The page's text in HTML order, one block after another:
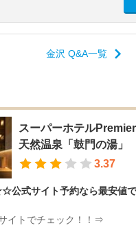
金沢 Q&A一覧
スーパーホテル
天然温泉「鼓門の湯」
3.37
公式サイト予約なら最安値
イトでチェック！！⇒